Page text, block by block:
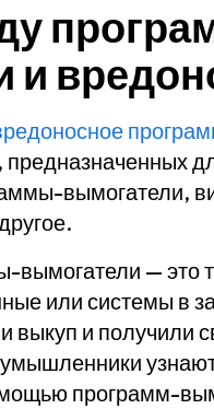
и
вымогатели,
вымогатели — это
или системы в
выкуп и получили
программ-